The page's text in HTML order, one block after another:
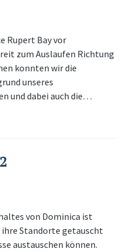
Rupert Bay vor
zum Auslaufen Richtung
konnten wir die
unseres
und dabei auch die…
von Dominica ist
ihre Standorte getauscht
austauschen können.